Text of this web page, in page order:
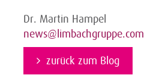
Dr. Martin Hampel
news@limbachgruppe.com
zurück zum Blog